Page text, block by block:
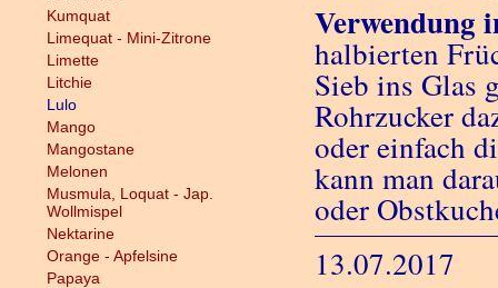
Kumquat
Limequat - Mini-Zitrone
Limette
Litchie
Lulo
Mango
Mangostane
Melonen
Musmula, Loquat - Jap.
Wollmispel
Nektarine
Orange - Apfelsine
Papaya
Verwendung
halbierten
Sieb ins Glas
Rohrzucker
oder einfach
kann man
oder
13.07.2017